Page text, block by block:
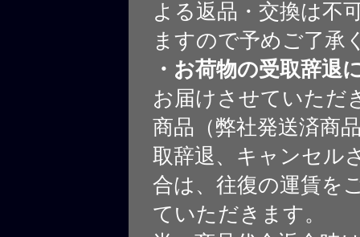
よる返品・交換は不
ますので予めご了承
・お荷物の受取辞退
お届けさせていただ
商品（弊社発送済商
取辞退、キャンセル
合は、往復の運賃を
ていただきます。